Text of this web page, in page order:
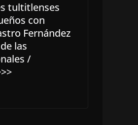
tultitlenses
con
Fernández
las
/